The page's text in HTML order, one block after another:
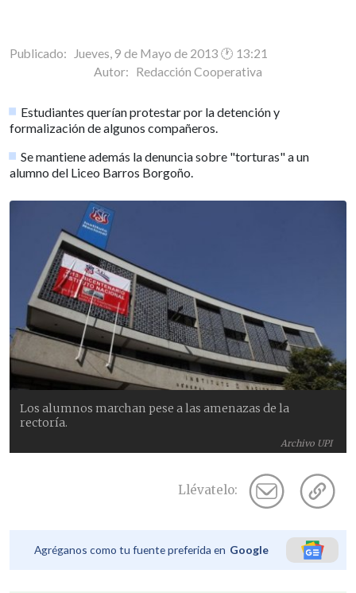
Publicado: Jueves, 9 de Mayo de 2013 🕐 13:21
Autor: Redacción Cooperativa
Estudiantes querían protestar por la detención y
formalización de algunos compañeros.
Se mantiene además la denuncia sobre "torturas" a un
alumno del Liceo Barros Borgoño.
Archivo UPI
Los alumnos marchan pese a las amenazas de la
rectoría.
Llévatelo:
Agréganos como tu fuente preferida en Google